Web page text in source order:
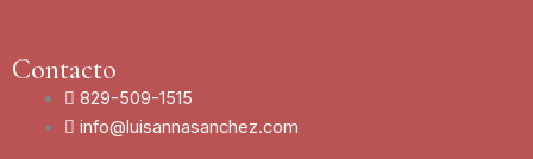
Contacto
829-509-1515
info@luisannasanchez.com